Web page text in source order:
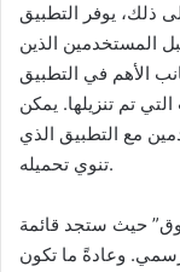
ذلك، يوفر التطبيق
المستخدمين الذين
الأهم في التطبيق
تم تنزيلها. يمكن
مع التطبيق الذي
تنوي تحميله.
حيث ستجد قائمة
وعادةً ما تكون